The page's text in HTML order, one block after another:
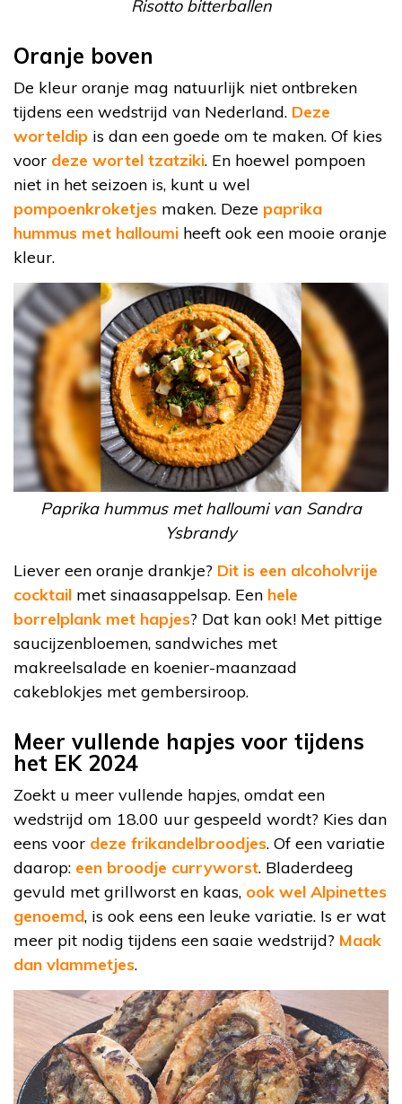
Risotto bitterballen
Oranje boven
De kleur oranje mag natuurlijk niet ontbreken
tijdens een wedstrijd van Nederland. Deze
worteldip is dan een goede om te maken. Of kies
voor deze wortel tzatziki. En hoewel pompoen
niet in het seizoen is, kunt u wel
pompoenkroketjes maken. Deze paprika
hummus met halloumi heeft ook een mooie oranje
kleur.
Paprika hummus met halloumi van Sandra
Ysbrandy
Liever een oranje drankje? Dit is een alcoholvrije
cocktail met sinaasappelsap. Een hele
borrelplank met hapjes? Dat kan ook! Met pittige
saucijzenbloemen, sandwiches met
makreelsalade en koenier-maanzaad
cakeblokjes met gembersiroop.
Meer vullende hapjes voor tijdens
het EK 2024
Zoekt u meer vullende hapjes, omdat een
wedstrijd om 18.00 uur gespeeld wordt? Kies dan
eens voor deze frikandelbroodjes. Of een variatie
daarop: een broodje curryworst. Bladerdeeg
gevuld met grillworst en kaas, ook wel Alpinettes
genoemd, is ook eens een leuke variatie. Is er wat
meer pit nodig tijdens een saaie wedstrijd? Maak
dan vlammetjes.